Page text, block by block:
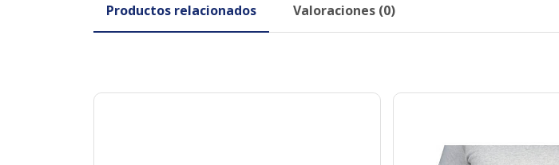
Productos relacionados Valoraciones (0)